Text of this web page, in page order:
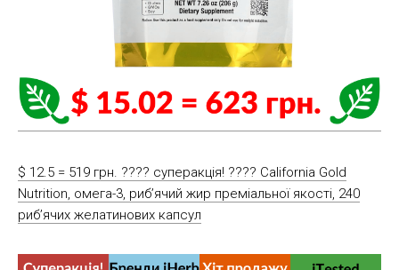
$ 12.5 = 519 грн. ???? cуперакція! ???? California Gold
Nutrition, омега-3, риб’ячий жир преміальної якості, 240
риб’ячих желатинових капсул